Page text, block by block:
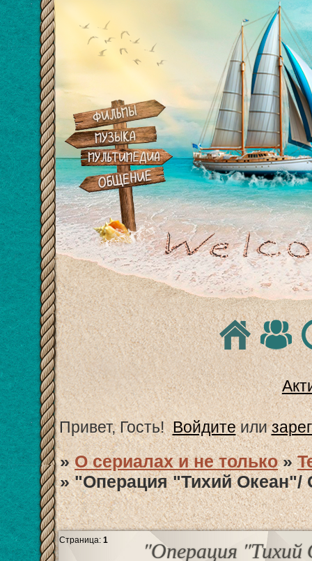
Привет, Гость! Войдитеили
»О сериалах и не только »
»"Операция "Тихий Океан"/
"Операция "Тихий
Страница:1